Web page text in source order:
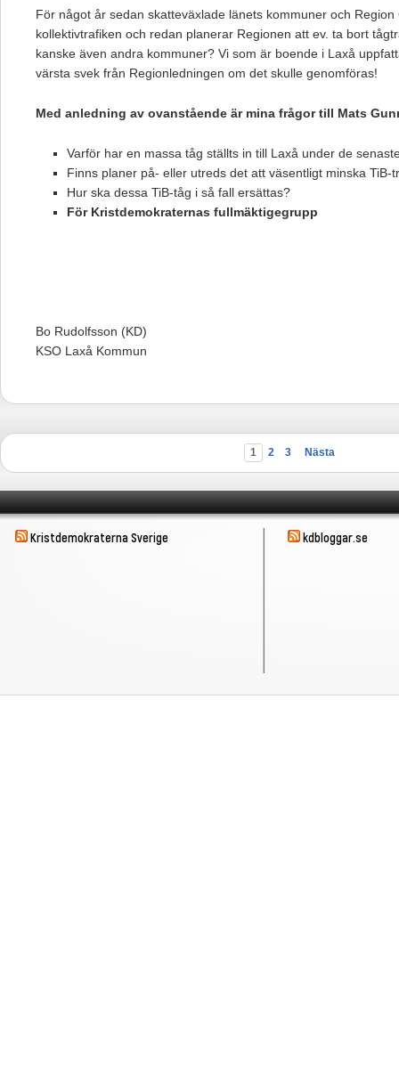
För något år sedan skatteväxlade länets kommuner och
kollektivtrafiken och redan planerar Regionen att ev. ta bort
kanske även andra kommuner? Vi som är boende i Laxå
värsta svek från Regionledningen om det skulle genomföras!
Med anledning av ovanstående är mina frågor till Mats
Varför har en massa tåg ställts in till Laxå under de
Finns planer på- eller utreds det att väsentligt minska TiB-
Hur ska dessa TiB-tåg i så fall ersättas?
För Kristdemokraternas fullmäktigegrupp
Bo Rudolfsson (KD)
KSO Laxå Kommun
1 2 3 Nästa
Kristdemokraterna Sverige kdbloggar.se